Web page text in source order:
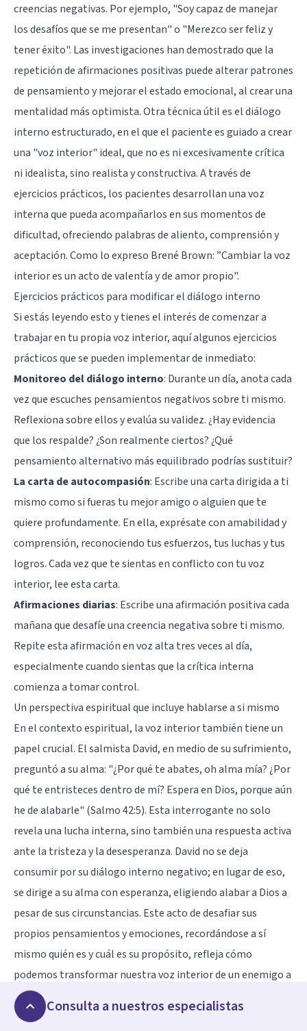
creencias negativas. Por ejemplo, "Soy capaz de manejar
los desafíos que se me presentan" o "Merezco ser feliz y
tener éxito". Las investigaciones han demostrado que la
repetición de afirmaciones positivas puede alterar patrones
de pensamiento y mejorar el estado emocional, al crear una
mentalidad más optimista. Otra técnica útil es el diálogo
interno estructurado, en el que el paciente es guiado a crear
una "voz interior" ideal, que no es ni excesivamente crítica
ni idealista, sino realista y constructiva. A través de
ejercicios prácticos, los pacientes desarrollan una voz
interna que pueda acompañarlos en sus momentos de
dificultad, ofreciendo palabras de aliento, comprensión y
aceptación. Como lo expreso Brené Brown: ”Cambiar la voz
interior es un acto de valentía y de amor propio".
Ejercicios prácticos para modificar el diálogo interno
Si estás leyendo esto y tienes el interés de comenzar a
trabajar en tu propia voz interior, aquí algunos ejercicios
prácticos que se pueden implementar de inmediato:
Monitoreo del diálogo interno: Durante un día, anota cada
vez que escuches pensamientos negativos sobre ti mismo.
Reflexiona sobre ellos y evalúa su validez. ¿Hay evidencia
que los respalde? ¿Son realmente ciertos? ¿Qué
pensamiento alternativo más equilibrado podrías sustituir?
La carta de autocompasión: Escribe una carta dirigida a ti
mismo como si fueras tu mejor amigo o alguien que te
quiere profundamente. En ella, exprésate con amabilidad y
comprensión, reconociendo tus esfuerzos, tus luchas y tus
logros. Cada vez que te sientas en conflicto con tu voz
interior, lee esta carta.
Afirmaciones diarias: Escribe una afirmación positiva cada
mañana que desafíe una creencia negativa sobre ti mismo.
Repite esta afirmación en voz alta tres veces al día,
especialmente cuando sientas que la crítica interna
comienza a tomar control.
Un perspectiva espiritual que incluye hablarse a si mismo
En el contexto espiritual, la voz interior también tiene un
papel crucial. El salmista David, en medio de su sufrimiento,
preguntó a su alma: "¿Por qué te abates, oh alma mía? ¿Por
qué te entristeces dentro de mí? Espera en Dios, porque aún
he de alabarle" (Salmo 42:5). Esta interrogante no solo
revela una lucha interna, sino también una respuesta activa
ante la tristeza y la desesperanza. David no se deja
consumir por su diálogo interno negativo; en lugar de eso,
se dirige a su alma con esperanza, eligiendo alabar a Dios a
pesar de sus circunstancias. Este acto de desafiar sus
propios pensamientos y emociones, recordándose a sí
mismo quién es y cuál es su propósito, refleja cómo
podemos transformar nuestra voz interior de un enemigo a
un aliado, no solo en el terreno psicológico, sino también
en lo espiritual.Consulta a nuestros especialistas